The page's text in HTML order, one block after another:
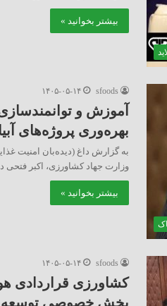
بیشتر بخوانید »
sfoods ۱۴۰۵-۰۵-۱۴
آموزش و
بهره‌وری پروژه‌های
به گزارش داغ (دیده‌بان امنیت
وزارت جهاد کشاورزی، اکبر
بیشتر بخوانید »
sfoods ۱۴۰۵-۰۵-۱۴
کشاورزی قراردادی
بخش خصوصی توسعه